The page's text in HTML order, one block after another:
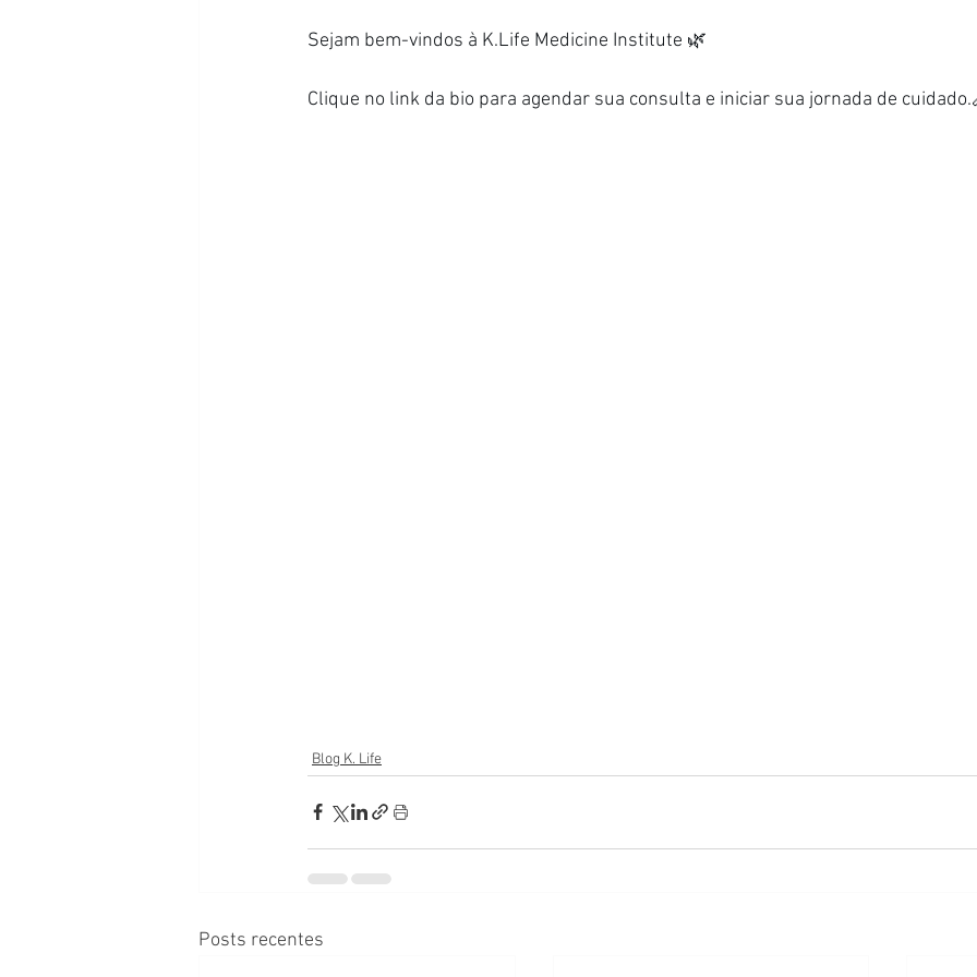
Sejam bem-vindos à K.Life Medicine Institute 🌿
Clique no link da bio para agendar sua consulta e iniciar sua jornada de
Blog K. Life
Posts recentes